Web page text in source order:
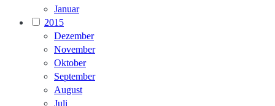
Januar
2015
Dezember
November
Oktober
September
August
Juli